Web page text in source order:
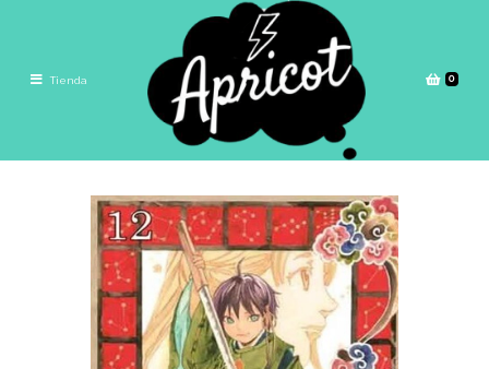
Tienda 0